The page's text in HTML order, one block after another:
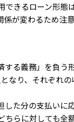
きるローン形態
が変わるため注意
る義務」を負う
なり、それぞれ
た分の支払いに
らに対しても全